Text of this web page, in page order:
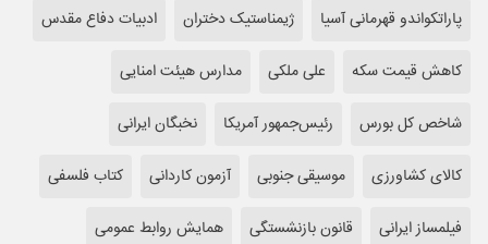
پاراتکواندو قهرمانی آسیا
ژیمناستیک دختران
ادبیات دفاع مقدس
کاهش قیمت سکه
علی ملکی
مدارس هیئت امنایی
شاخص کل بورس
رئیس‌جمهور آمریکا
نخبگان ایرانی
کالای کشاورزی
موسیقی جنوبی آزمون کاردانی
کتاب فلسفی
فیلمساز ایرانی
قانون بازنشستگی
همایش روابط عمومی